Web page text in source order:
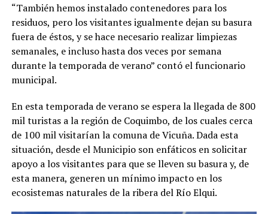
“También hemos instalado contenedores para los
residuos, pero los visitantes igualmente dejan su basura
fuera de éstos, y se hace necesario realizar limpiezas
semanales, e incluso hasta dos veces por semana
durante la temporada de verano” contó el funcionario
municipal.
En esta temporada de verano se espera la llegada de 800
mil turistas a la región de Coquimbo, de los cuales cerca
de 100 mil visitarían la comuna de Vicuña. Dada esta
situación, desde el Municipio son enfáticos en solicitar
apoyo a los visitantes para que se lleven su basura y, de
esta manera, generen un mínimo impacto en los
ecosistemas naturales de la ribera del Río Elqui.